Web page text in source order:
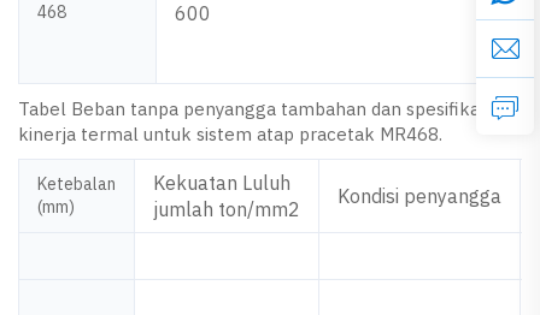
468 600
Tabel Beban tanpa penyangga tambahan dan spesifikasi
kinerja termal untuk sistem atap pracetak MR468.
Ketebalan
(mm)
Kekuatan Luluh
jumlah ton/mm2
Kondisi penyangga